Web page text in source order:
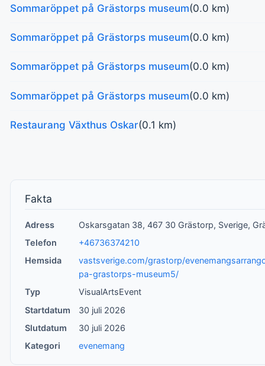
Sommaröppet på Grästorps museum(0.0 km)
Sommaröppet på Grästorps museum(0.0 km)
Sommaröppet på Grästorps museum(0.0 km)
Sommaröppet på Grästorps museum(0.0 km)
Restaurang Växthus Oskar(0.1 km)
Fakta
Adress
Oskarsgatan 38, 467 30 Grästorp, Sverige,
Telefon
+46736374210
Hemsida
vastsverige.com/grastorp/
pa-grastorps-museum5/
Typ
VisualArtsEvent
Startdatum
30 juli 2026
Slutdatum
30 juli 2026
Kategori
evenemang